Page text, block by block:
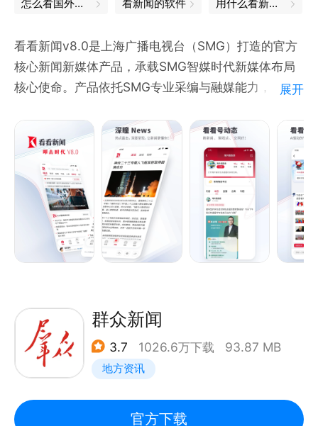
怎么看国外新闻 看新闻的软件 用什么看新闻最好
看看新闻v8.0是上海广播电视台（SMG）打造的官方
核心新闻新媒体产品，承载SMG智媒时代新媒体布局
核心使命。产品依托SMG专业采编与融媒能力，以优
算法，搭载三大AI核心能力，打造个性化、高效、权威
的定制化资讯服务，全面优化用户新闻获取、信息检索
与知识沉淀体验。
本次版本核心升级AI智能体系，实现从信息分发到智慧
服务的跨越。AI新闻聚合整合全网优质资源与SMG独
家内容，智能去重分类，一站式提供全面、时效的纯净
读。
产品具备核心特色：一是优质原创内容，专业团队全领
域产出独家资讯，坚守真实客观底线，兼具专业性与可
全覆盖，支持实时互动，同时搭载全频道电视回看功
展开
群众新闻
3.7 1026.6万下载 93.87 MB
地方资讯
官方下载